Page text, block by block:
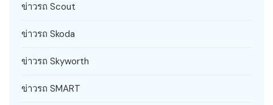
ข่าวรถ Scout
ข่าวรถ Skoda
ข่าวรถ Skyworth
ข่าวรถ SMART